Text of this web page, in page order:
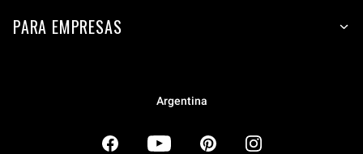
PARA EMPRESAS
Argentina